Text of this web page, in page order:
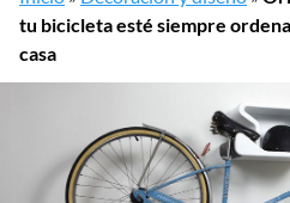
tu bicicleta esté siempre
casa